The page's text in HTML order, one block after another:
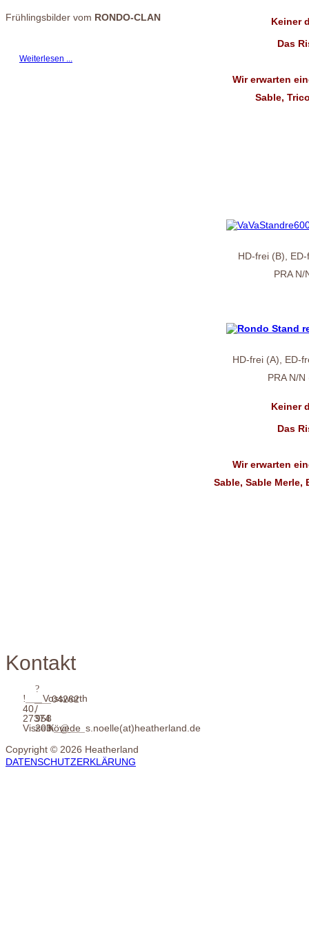
Frühlingsbilder vom RONDO-CLAN
Weiterlesen ...
Keiner
Das
Wir erwarten
Sable,
HD-frei (B),
PRA
HD-frei (A), ED-
PRA N/
Keiner
Das
Wir erwarten
Sable, Sable
Kontakt
Vossworth
40,
27374
Visselhövede
___04262
/
958
203 ______ s.noelle(at)heatherland.de
Copyright © 2026 Heatherland
DATENSCHUTZERKLÄRUNG